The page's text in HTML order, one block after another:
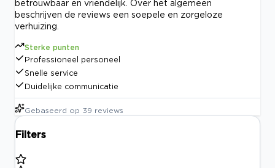
betrouwbaar en vriendelijk. Over het algemeen
beschrijven de reviews een soepele en zorgeloze
verhuizing.
Sterke punten
Professioneel personeel
Snelle service
Duidelijke communicatie
Gebaseerd op 39 reviews
Filters